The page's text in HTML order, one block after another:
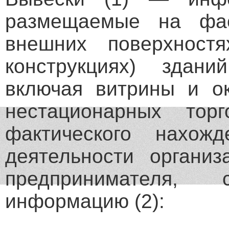
размещаемые на
внешних
конструкциях)
включая витрины и
нестационарных
фактического
деятельности
предпринимателя,
информацию (2):